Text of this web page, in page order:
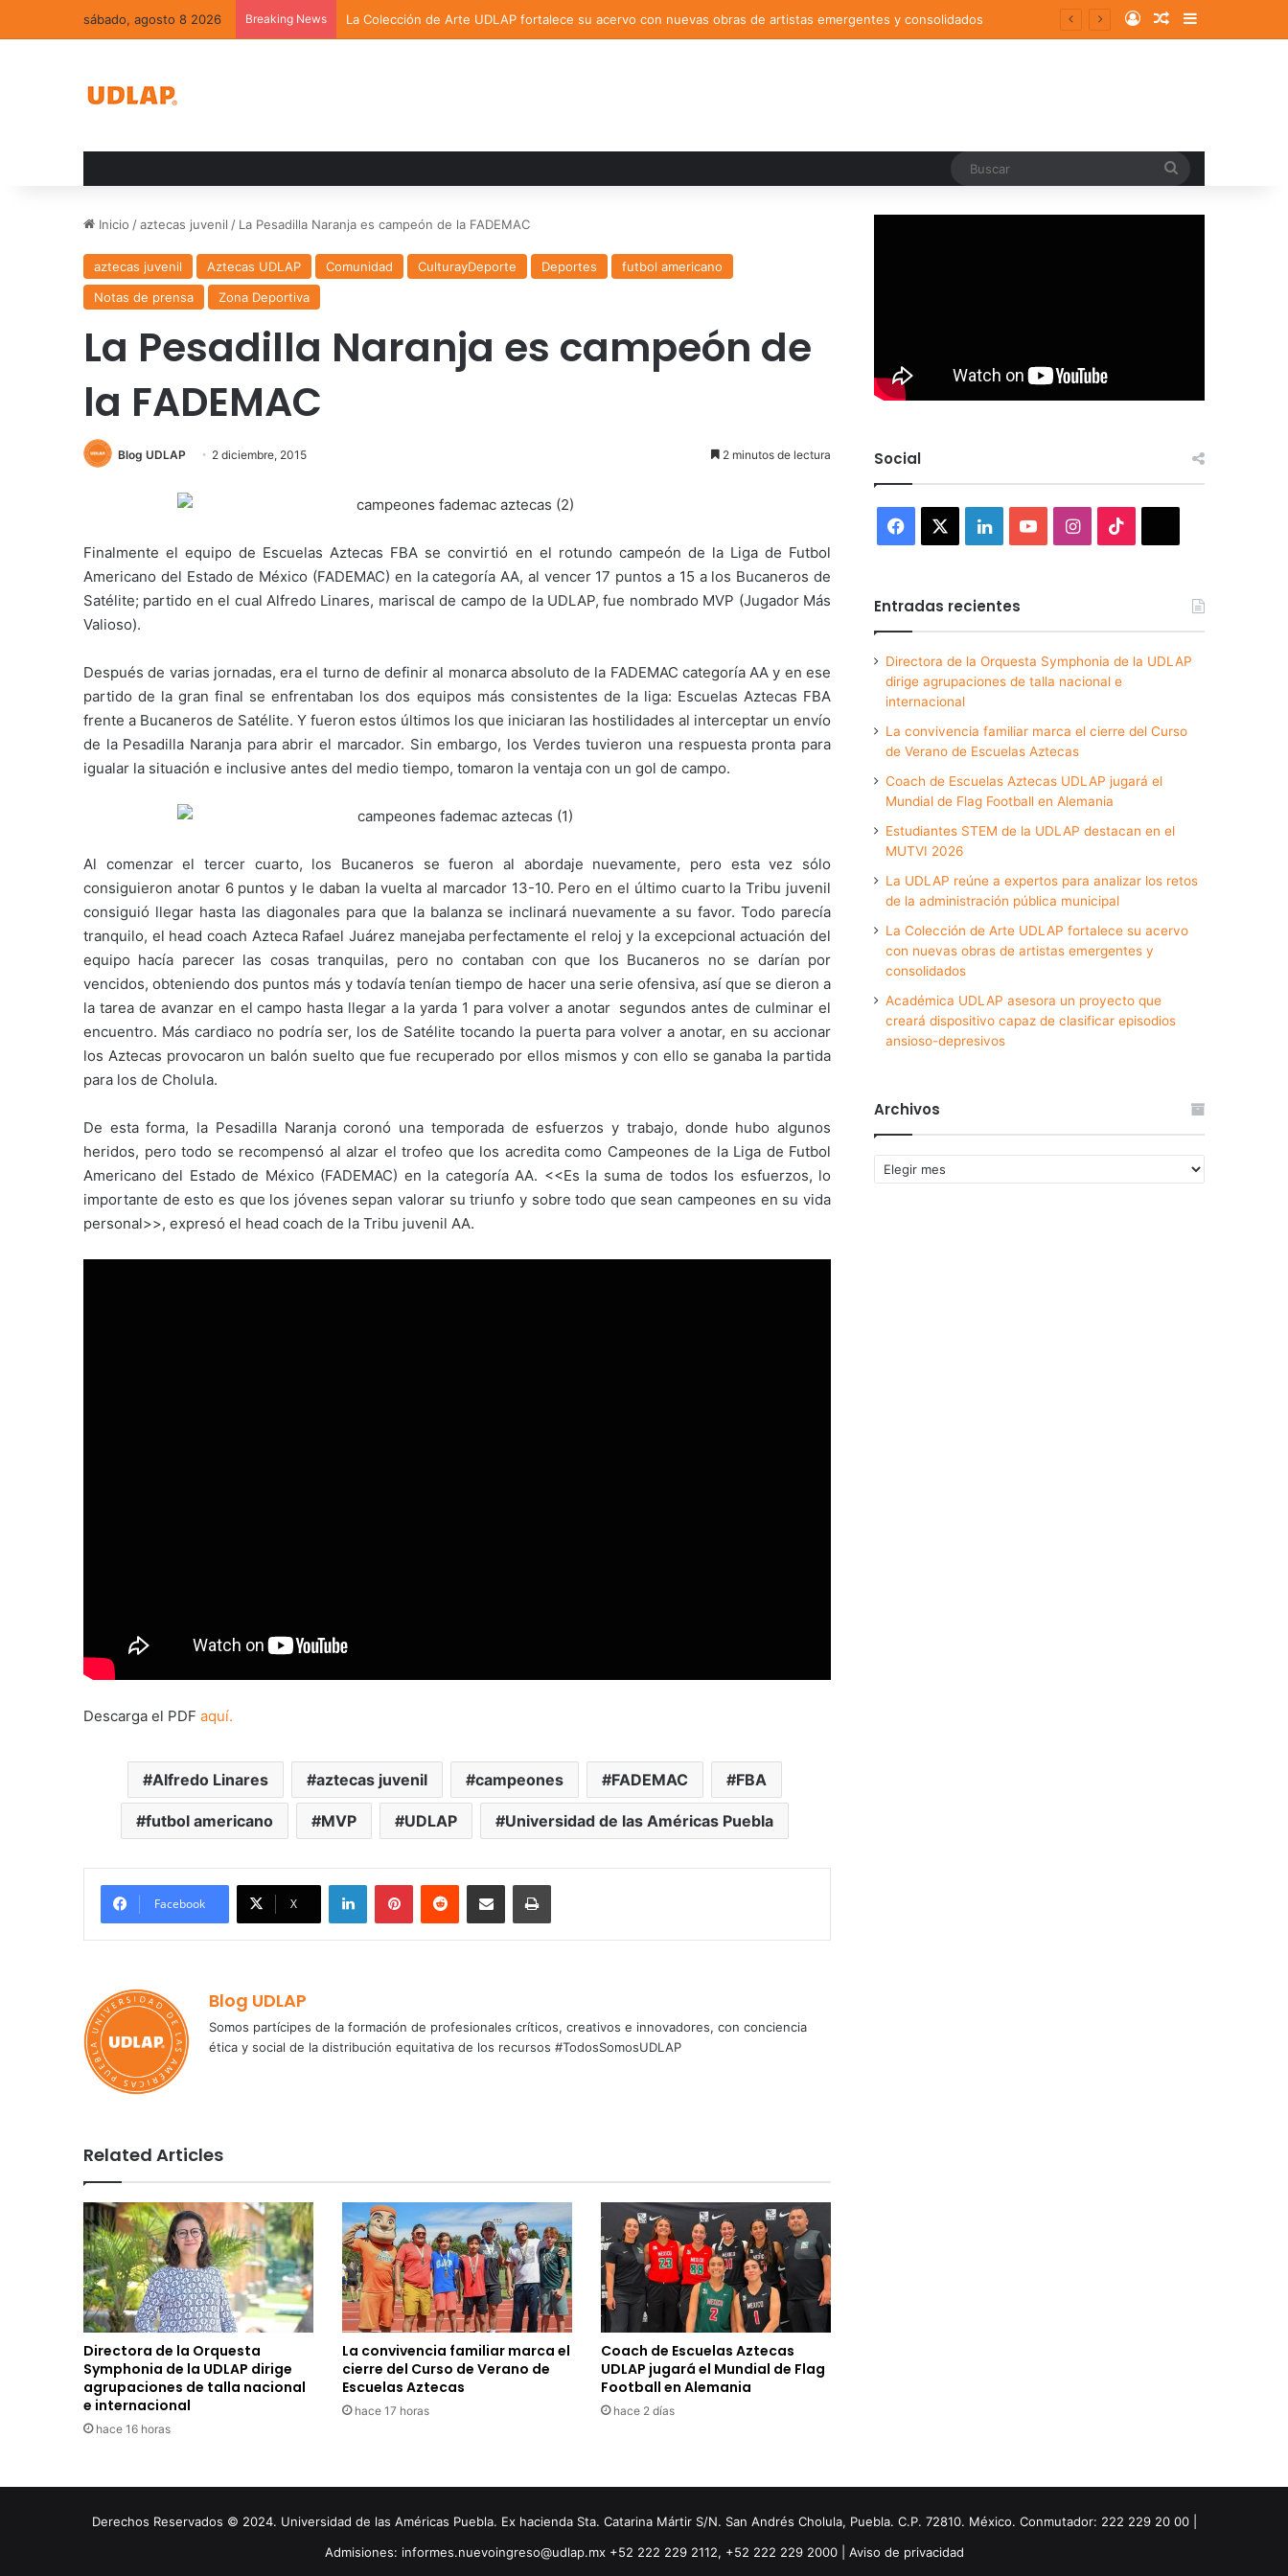
sábado, agosto 8 2026 Breaking News La Colección de Arte UDLAP fortalece su acervo con nuevas obras de artistas emergentes y consolidados Log InRandom Article
Sidebar
Inicio /aztecas juvenil / La Pesadilla Naranja es campeón de la FADEMAC
aztecas juvenil Aztecas UDLAP Comunidad CulturayDeporte Deportes
futbol americano
Notas de prensa
Zona Deportiva
La Pesadilla Naranja es campeón de
la FADEMAC
Blog UDLAP 2 diciembre, 2015 2 minutos de lectura
Finalmente el equipo de Escuelas Aztecas FBA se convirtió en el rotundo campeón de la Liga de Futbol
Americano del Estado de México (FADEMAC) en la categoría AA, al vencer 17 puntos a 15 a los Bucaneros de
Satélite; partido en el cual Alfredo Linares, mariscal de campo de la UDLAP, fue nombrado MVP (Jugador Más
Valioso).
Después de varias jornadas, era el turno de definir al monarca absoluto de la FADEMAC categoría AA y en ese
partido de la gran final se enfrentaban los dos equipos más consistentes de la liga: Escuelas Aztecas FBA
frente a Bucaneros de Satélite. Y fueron estos últimos los que iniciaran las hostilidades al interceptar un envío
de la Pesadilla Naranja para abrir el marcador. Sin embargo, los Verdes tuvieron una respuesta pronta para
igualar la situación e inclusive antes del medio tiempo, tomaron la ventaja con un gol de campo.
Al comenzar el tercer cuarto, los Bucaneros se fueron al abordaje nuevamente, pero esta vez sólo
consiguieron anotar 6 puntos y le daban la vuelta al marcador 13-10. Pero en el último cuarto la Tribu juvenil
consiguió llegar hasta las diagonales para que la balanza se inclinará nuevamente a su favor. Todo parecía
tranquilo, el head coach Azteca Rafael Juárez manejaba perfectamente el reloj y la excepcional actuación del
equipo hacía parecer las cosas tranquilas, pero no contaban con que los Bucaneros no se darían por
vencidos, obteniendo dos puntos más y todavía tenían tiempo de hacer una serie ofensiva, así que se dieron a
la tarea de avanzar en el campo hasta llegar a la yarda 1 para volver a anotar segundos antes de culminar el
encuentro. Más cardiaco no podría ser, los de Satélite tocando la puerta para volver a anotar, en su accionar
los Aztecas provocaron un balón suelto que fue recuperado por ellos mismos y con ello se ganaba la partida
para los de Cholula.
De esta forma, la Pesadilla Naranja coronó una temporada de esfuerzos y trabajo, donde hubo algunos
heridos, pero todo se recompensó al alzar el trofeo que los acredita como Campeones de la Liga de Futbol
Americano del Estado de México (FADEMAC) en la categoría AA. <<Es la suma de todos los esfuerzos, lo
importante de esto es que los jóvenes sepan valorar su triunfo y sobre todo que sean campeones en su vida
personal>>, expresó el head coach de la Tribu juvenil AA.
Descarga el PDF aquí.
Alfredo Linares aztecas juvenil campeones FADEMAC FBA
futbol americano MVP UDLAP Universidad de las Américas Puebla
Facebook X
LinkedInPinterestReddit Share via Email Print
Blog UDLAP
Somos partícipes de la formación de profesionales críticos, creativos e innovadores, con conciencia
ética y social de la distribución equitativa de los recursos #TodosSomosUDLAP
Related Articles
Directora de la Orquesta
Symphonia de la UDLAP dirige
agrupaciones de talla nacional
e internacional
hace 16 horas
La convivencia familiar marca el
cierre del Curso de Verano de
Escuelas Aztecas
hace 17 horas
Coach de Escuelas Aztecas
UDLAP jugará el Mundial de Flag
Football en Alemania
hace 2 días
Social
Facebook LinkedInYouTubeInstagram
Entradas recientes
Directora de la Orquesta Symphonia de la UDLAP
dirige agrupaciones de talla nacional e
internacional
La convivencia familiar marca el cierre del Curso
de Verano de Escuelas Aztecas
Coach de Escuelas Aztecas UDLAP jugará el
Mundial de Flag Football en Alemania
Estudiantes STEM de la UDLAP destacan en el
MUTVI 2026
La UDLAP reúne a expertos para analizar los retos
de la administración pública municipal
La Colección de Arte UDLAP fortalece su acervo
con nuevas obras de artistas emergentes y
consolidados
Académica UDLAP asesora un proyecto que
creará dispositivo capaz de clasificar episodios
ansioso-depresivos
Archivos
Archivos
Derechos Reservados © 2024. Universidad de las Américas Puebla. Ex hacienda Sta. Catarina Mártir S/N. San Andrés Cholula, Puebla. C.P. 72810. México. Conmutador: 222 229 20 00 |
Admisiones: informes.nuevoingreso@udlap.mx +52 222 229 2112, +52 222 229 2000 | Aviso de privacidad